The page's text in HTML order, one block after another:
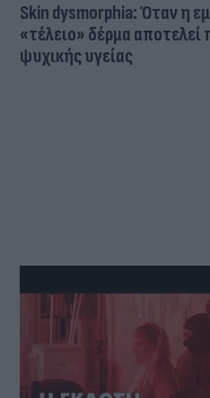
Skin dysmorphia: Όταν η
«τέλειο» δέρμα
ψυχικής υγείας